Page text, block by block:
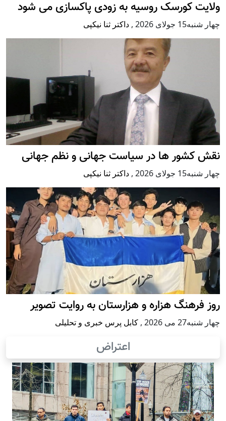
ولایت کورسک روسیه به زودی پاکسازی می شود
چهار شنبه15 جولای 2026 , داکتر ثنا نیکپی
نقش کشور ها در سیاست جهانی و نظم جهانی
چهار شنبه15 جولای 2026 , داکتر ثنا نیکپی
روز فرهنگ هزاره و هزارستان به روایت تصویر
چهار شنبه27 می 2026 , کابل پرس خبری و تحلیلی
اعتراض